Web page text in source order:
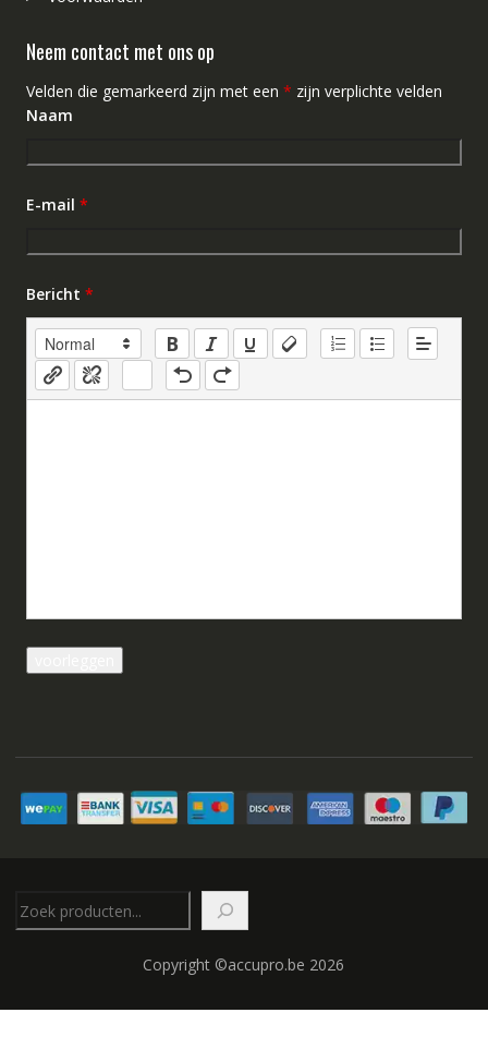
Neem contact met ons op
Velden die gemarkeerd zijn met een * zijn verplichte velden
Naam
E-mail *
Bericht *
Copyright ©accupro.be 2026